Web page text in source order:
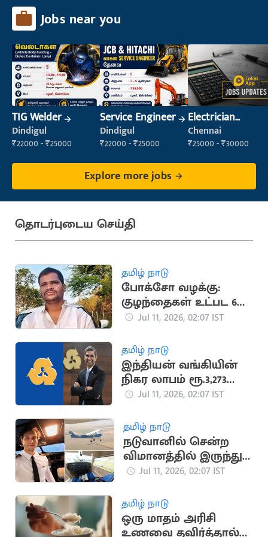
Jobs near you
TIG Welder
Dindigul
₹22000 - ₹25000
Service Engineer
Dindigul
₹22000 - ₹25000
Electrician
(Construction)
Chennai
₹25000 - ₹30000
Explore more jobs
தொடர்புடைய செய்தி
தமிழ் நாடு
போக்சோ வழக்கு:
குழந்தைகள் உட்பட 6
பேரை கொன்ற
Jul 11, 2026, 02:07 IST
தமிழ் நாடு
இந்தியன் வங்கியின்
நிகர லாபம் ரூ.3,273
கோடியாக உயர்வு
Jul 11, 2026, 02:07 IST
தமிழ் நாடு
நடுவானில் சென்ற
விமானத்தில் இருந்து
குதித்த விமானி பலி
Jul 11, 2026, 02:07 IST
தமிழ் நாடு
ஒரு மாதம் அரிசி